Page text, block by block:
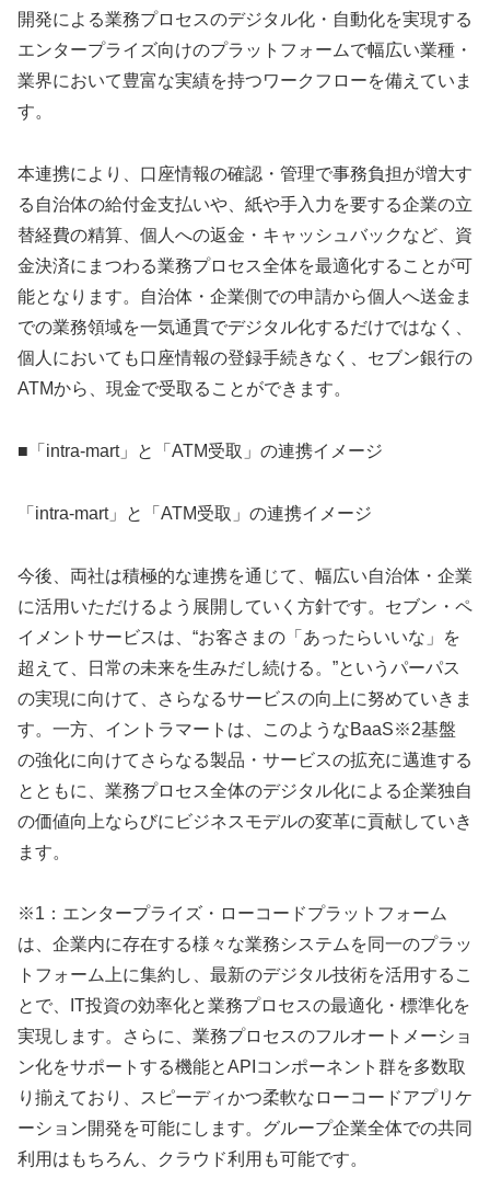
開発による業務プロセスのデジタル化・自動化を実現する
エンタープライズ向けのプラットフォームで幅広い業種・
業界において豊富な実績を持つワークフローを備えていま
す。
本連携により、口座情報の確認・管理で事務負担が増大す
る自治体の給付金支払いや、紙や手入力を要する企業の立
替経費の精算、個人への返金・キャッシュバックなど、資
金決済にまつわる業務プロセス全体を最適化することが可
能となります。自治体・企業側での申請から個人へ送金ま
での業務領域を一気通貫でデジタル化するだけではなく、
個人においても口座情報の登録手続きなく、セブン銀行の
ATMから、現金で受取ることができます。
■「intra-mart」と「ATM受取」の連携イメージ
「intra-mart」と「ATM受取」の連携イメージ
今後、両社は積極的な連携を通じて、幅広い自治体・企業
に活用いただけるよう展開していく方針です。セブン・ペ
イメントサービスは、“お客さまの「あったらいいな」を
超えて、日常の未来を生みだし続ける。”というパーパス
の実現に向けて、さらなるサービスの向上に努めていきま
す。一方、イントラマートは、このようなBaaS※2基盤
の強化に向けてさらなる製品・サービスの拡充に邁進する
とともに、業務プロセス全体のデジタル化による企業独自
の価値向上ならびにビジネスモデルの変革に貢献していき
ます。
※1：エンタープライズ・ローコードプラットフォーム
は、企業内に存在する様々な業務システムを同一のプラッ
トフォーム上に集約し、最新のデジタル技術を活用するこ
とで、IT投資の効率化と業務プロセスの最適化・標準化を
実現します。さらに、業務プロセスのフルオートメーショ
ン化をサポートする機能とAPIコンポーネント群を多数取
り揃えており、スピーディかつ柔軟なローコードアプリケ
ーション開発を可能にします。グループ企業全体での共同
利用はもちろん、クラウド利用も可能です。